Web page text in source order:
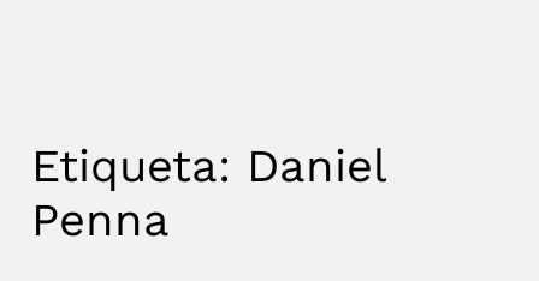
Etiqueta: Daniel
Penna